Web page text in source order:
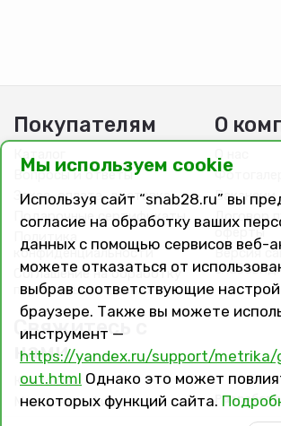
Покупателям
Каталог
Вопросы и ответы
Заказ, оплата, доставка
Подарочные сертификаты
конфиденциальности
Соглашение на обработку
персональных данных
О
О нас
Вакансии
Договор
оферты
Версия
Свяжитесь с
нами
Контакты
Магазины и филиалы
Мы используем cookie
Используя сайт “snab28.ru” вы
согласие на обработку ваших
данных с помощью сервисов веб-
можете отказаться от
выбрав соответствующие
браузере. Также вы можете
инструмент —
https://yandex.ru/support/
out.html Однако это может
некоторых функций сайта.